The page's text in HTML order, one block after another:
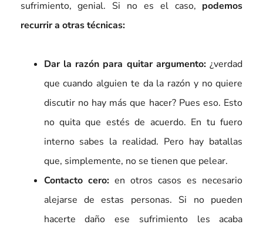
sufrimiento, genial. Si no es el caso, podemos
recurrir a otras técnicas:
Dar la razón para quitar argumento: ¿verdad
que cuando alguien te da la razón y no quiere
discutir no hay más que hacer? Pues eso. Esto
no quita que estés de acuerdo. En tu fuero
interno sabes la realidad. Pero hay batallas
que, simplemente, no se tienen que pelear.
Contacto cero:en otros casos es necesario
alejarse de estas personas. Si no pueden
hacerte daño ese sufrimiento les acaba